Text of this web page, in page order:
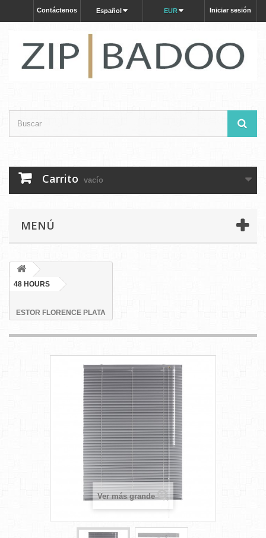
Iniciar sesión
EUR
Español
Contáctenos
Carrito vacío
MENÚ
48 HOURS
ESTOR FLORENCE PLATA
Ver más grande